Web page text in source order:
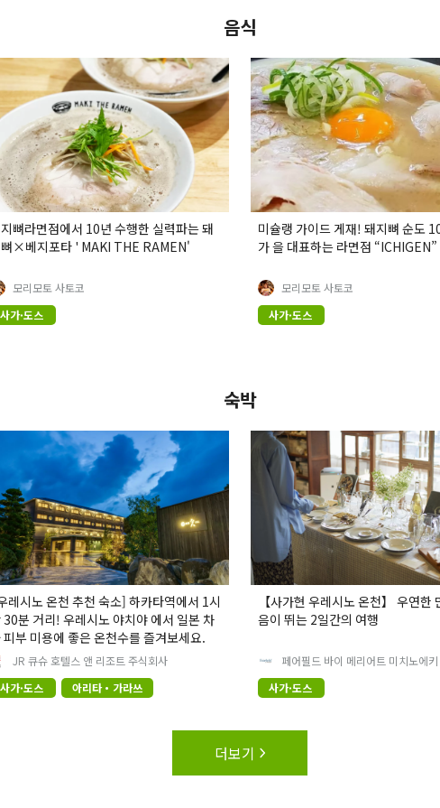
음식
뼈라면점에서 10년 수행한 실력파는 돼
×베지포타 ' MAKI THE RAMEN'
모리모토 사토코
사가·도스
미슐랭 가이드 게재! 돼지뼈 순도
가 을 대표하는 라면점 “ICHIGEN”
모리모토 사토코
사가·도스
숙박
레시노 온천 추천 숙소] 하카타역에서 1시
30분 거리! 우레시노 야치야 에서 일본 차
피부 미용에 좋은 온천수를 즐겨보세요.
JR 큐슈 호텔스 앤 리조트 주식회사
사가·도스
아리타・가라쓰
【사가현 우레시노 온천】 우연한
음이 뛰는 2일간의 여행
페어필드 바이 메리어트 미치노에
사가·도스
더보기